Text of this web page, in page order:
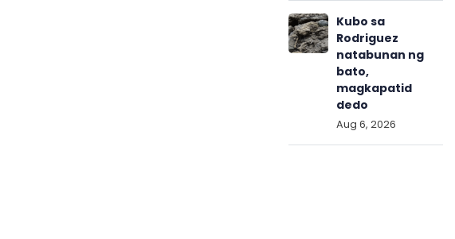
Kubo sa
Rodriguez
natabunan ng
bato,
magkapatid
dedo
Aug 6, 2026